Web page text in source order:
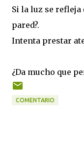
Si la luz se refleja
pared?.
Intenta prestar
¿Da mucho que
COMENTARIO